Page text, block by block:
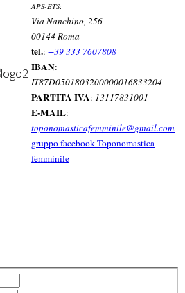
APS-ETS:
Via Nanchino, 256
00144 Roma
tel.: +39 333 7607808
IBAN:
IT87D0501803200000016833204
PARTITA IVA: 13117831001
E-MAIL:
toponomasticafemminile@gmail.com
gruppo facebook Toponomastica
femminile